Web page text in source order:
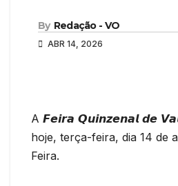
By Redação - VO
ABR 14, 2026
A 𝙁𝙚𝙞𝙧𝙖 𝙌𝙪𝙞𝙣𝙯𝙚𝙣𝙖𝙡 𝙙𝙚
hoje, terça-feira, dia 14 de
Feira.